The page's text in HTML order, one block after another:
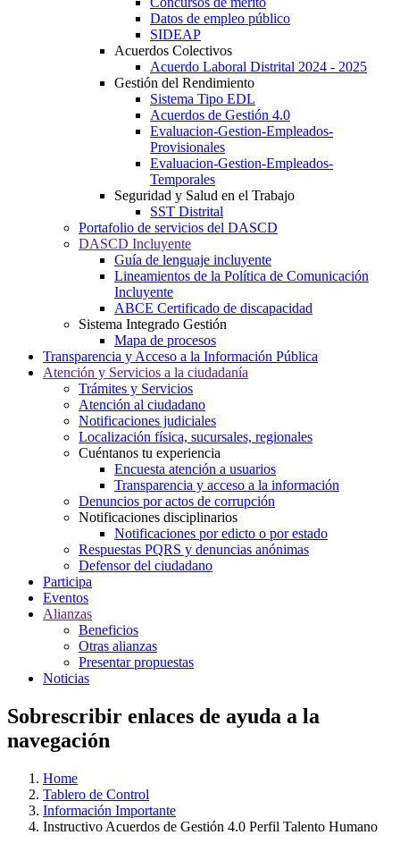
Datos de empleo público
SIDEAP
Acuerdos Colectivos
Acuerdo Laboral Distrital 2024 - 2025
Gestión del Rendimiento
Sistema Tipo EDL
Acuerdos de Gestión 4.0
Evaluacion-Gestion-Empleados-
Provisionales
Evaluacion-Gestion-Empleados-
Temporales
Seguridad y Salud en el Trabajo
SST Distrital
Portafolio de servicios del DASCD
DASCD Incluyente
Guía de lenguaje incluyente
Lineamientos de la Política de Comunicación
Incluyente
ABCE Certificado de discapacidad
Sistema Integrado Gestión
Mapa de procesos
Transparencia y Acceso a la Información Pública
Atención y Servicios a la ciudadanía
Trámites y Servicios
Atención al ciudadano
Notificaciones judiciales
Localización física, sucursales, regionales
Cuéntanos tu experiencia
Encuesta atención a usuarios
Transparencia y acceso a la información
Denuncios por actos de corrupción
Notificaciones disciplinarios
Notificaciones por edicto o por estado
Respuestas PQRS y denuncias anónimas
Defensor del ciudadano
Participa
Eventos
Alianzas
Beneficios
Otras alianzas
Presentar propuestas
Noticias
Sobrescribir enlaces de ayuda a la
navegación
Home
Tablero de Control
Información Importante
Instructivo Acuerdos de Gestión 4.0 Perfil Talento Humano